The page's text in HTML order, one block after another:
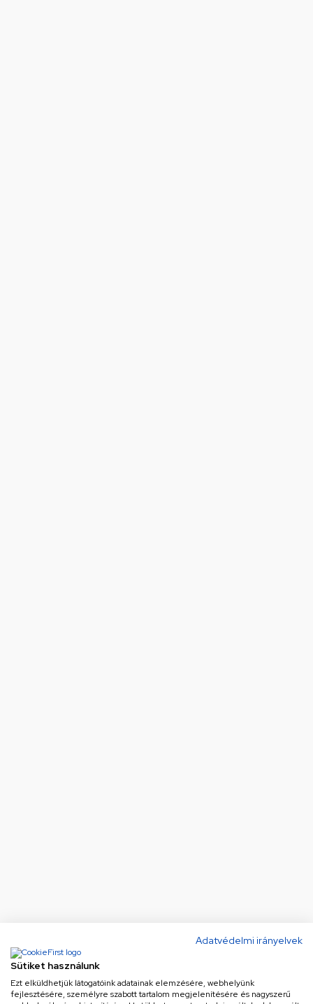
Adatvédelmi irányelvek
Sütiket használunk
Ezt elküldhetjük látogatóink adatainak elemzésére, webhelyünk
fejlesztésére, személyre szabott tartalom megjelenítésére és nagyszerű